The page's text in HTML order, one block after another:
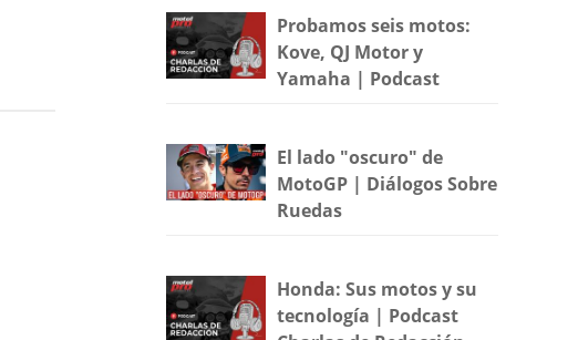
Probamos seis motos:
Kove, QJ Motor y
Yamaha | Podcast
El lado "oscuro" de
MotoGP | Diálogos Sobre
Ruedas
Honda: Sus motos y su
tecnología | Podcast